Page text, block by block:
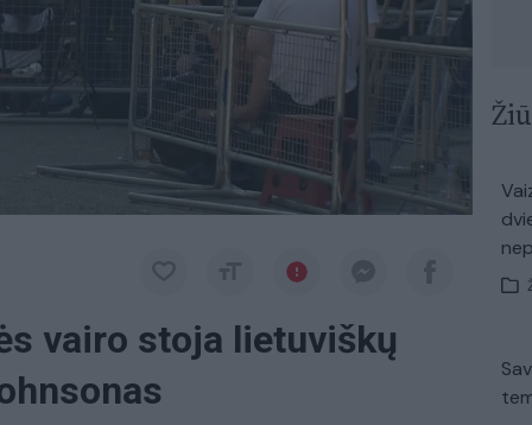
vairo stoja lietuviškų